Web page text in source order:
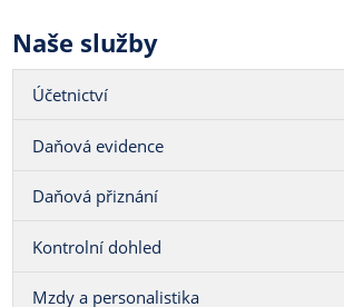
Naše služby
Účetnictví
Daňová evidence
Daňová přiznání
Kontrolní dohled
Mzdy a personalistika